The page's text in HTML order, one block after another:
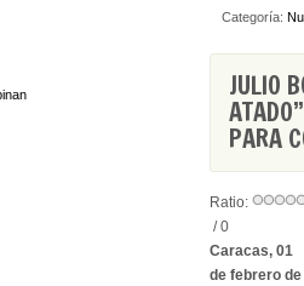
Categoría:
JULIO
PARA
Ratio:
/ 0
Caracas, 01
de febrero de